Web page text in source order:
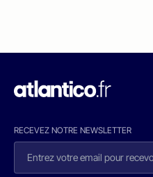
RECEVEZ NOTRE NEWSLETTER